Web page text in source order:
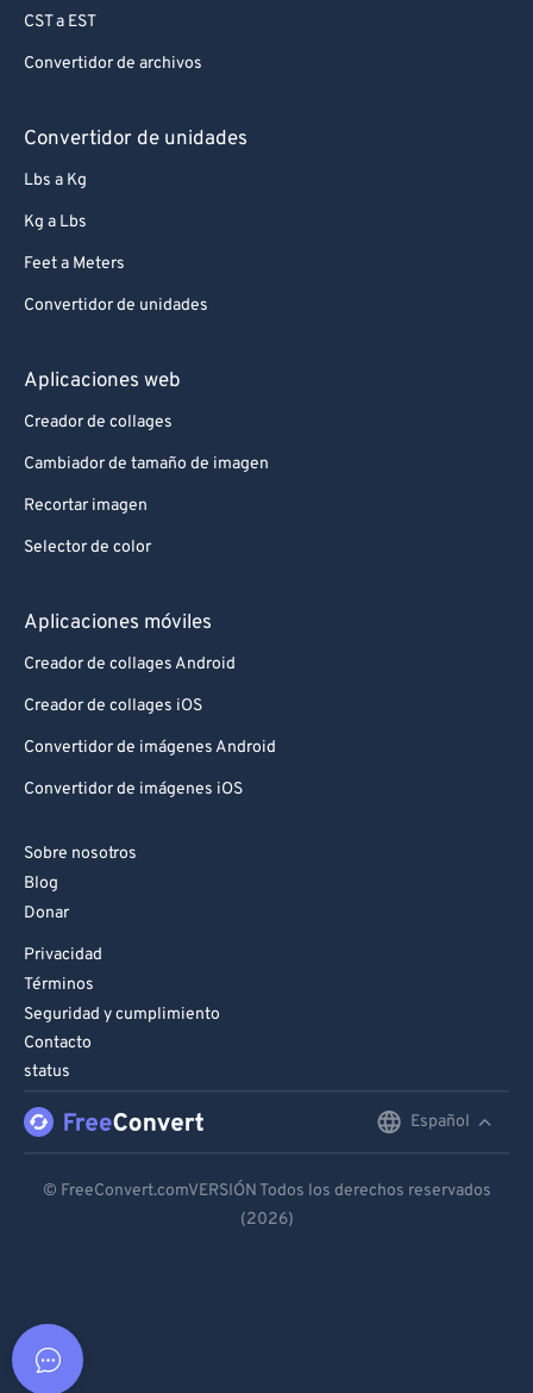
CST a EST
Convertidor de archivos
Convertidor de unidades
Lbs a Kg
Kg a Lbs
Feet a Meters
Convertidor de unidades
Aplicaciones web
Creador de collages
Cambiador de tamaño de imagen
Recortar imagen
Selector de color
Aplicaciones móviles
Creador de collages Android
Creador de collages iOS
Convertidor de imágenes Android
Convertidor de imágenes iOS
Sobre nosotros
Blog
Donar
Privacidad
Términos
Seguridad y cumplimiento
Contacto
status
Español
Español
© FreeConvert.comVERSIÓN Todos los derechos reservados
(2026)